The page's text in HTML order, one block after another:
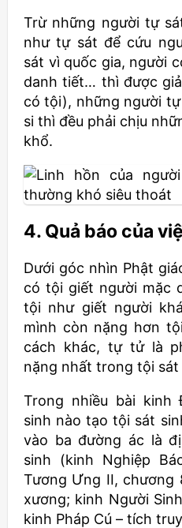
Trừ những người tự
như tự sát để cứu
sát vì quốc gia, người
danh tiết… thì được
có tội), những người
si thì đều phải chịu
khổ.
4. Quả báo của
Dưới góc nhìn Phật
có tội giết người mặc
tội như giết người
mình còn nặng hơn
cách khác, tự tử là
nặng nhất trong tội sát
Trong nhiều bài kinh
sinh nào tạo tội sát
vào ba đường ác là
sinh (kinh Nghiệp
Tương Ưng II, chương
xương; kinh Người
kinh Pháp Cú – tích